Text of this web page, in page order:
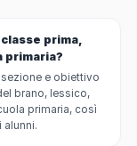
prima,
primaria?
e obiettivo
brano, lessico,
primaria, così
alunni.